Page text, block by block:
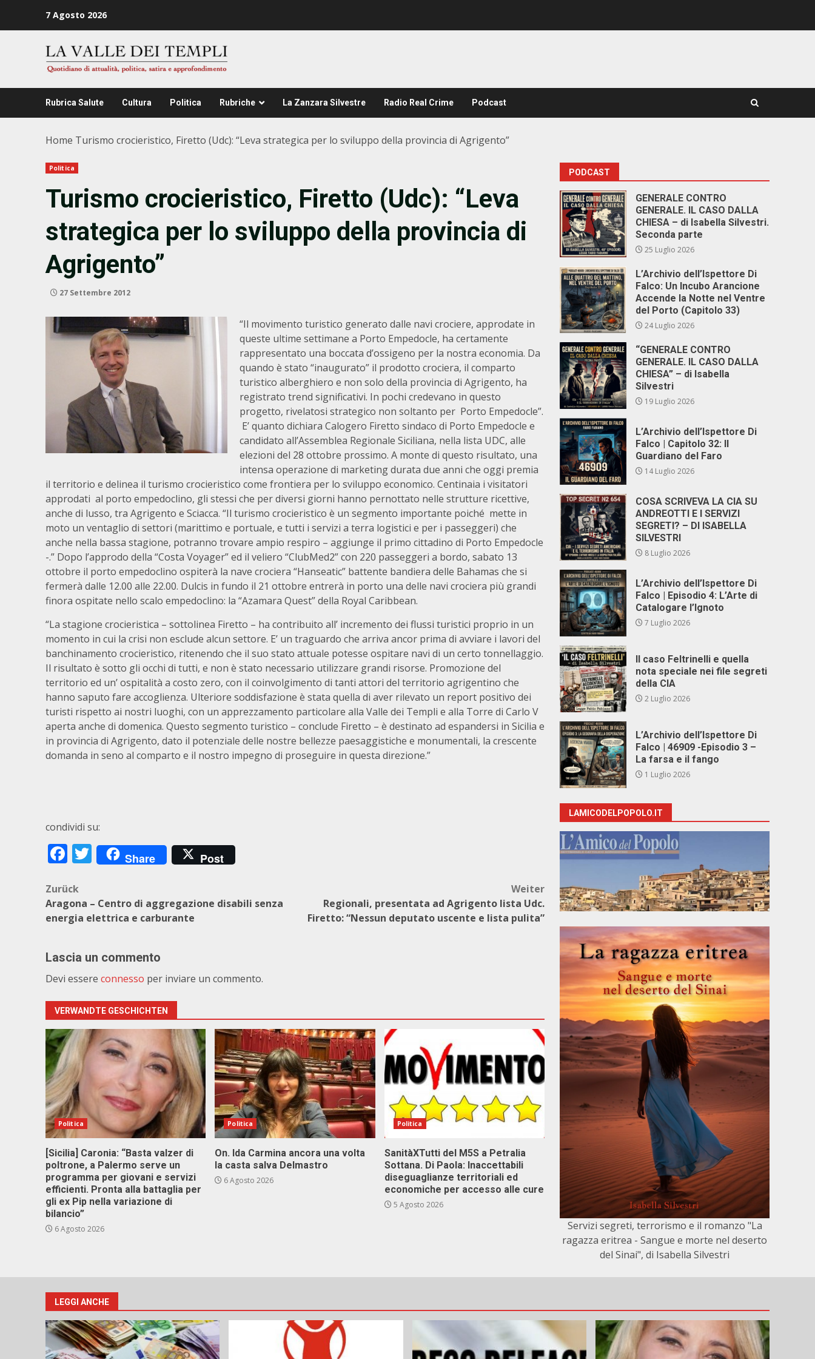
7 Agosto 2026
Rubrica Salute Cultura Politica Rubriche La Zanzara Silvestre Radio Real Crime Podcast
Home Turismo crocieristico, Firetto (Udc): “Leva strategica per lo sviluppo della provincia di Agrigento”
Politica
Turismo crocieristico, Firetto (Udc): “Leva
strategica per lo sviluppo della provincia di
Agrigento”
27 Settembre 2012
“Il movimento turistico generato dalle navi crociere, approdate in
queste ultime settimane a Porto Empedocle, ha certamente
rappresentato una boccata d’ossigeno per la nostra economia. Da
quando è stato “inaugurato” il prodotto crociera, il comparto
turistico alberghiero e non solo della provincia di Agrigento, ha
registrato trend significativi. In pochi credevano in questo
progetto, rivelatosi strategico non soltanto per Porto Empedocle”.
E’ quanto dichiara Calogero Firetto sindaco di Porto Empedocle e
candidato all’Assemblea Regionale Siciliana, nella lista UDC, alle
elezioni del 28 ottobre prossimo. A monte di questo risultato, una
intensa operazione di marketing durata due anni che oggi premia
il territorio e delinea il turismo crocieristico come frontiera per lo sviluppo economico. Centinaia i visitatori
approdati al porto empedoclino, gli stessi che per diversi giorni hanno pernottato nelle strutture ricettive,
anche di lusso, tra Agrigento e Sciacca. “Il turismo crocieristico è un segmento importante poiché mette in
moto un ventaglio di settori (marittimo e portuale, e tutti i servizi a terra logistici e per i passeggeri) che
anche nella bassa stagione, potranno trovare ampio respiro – aggiunge il primo cittadino di Porto Empedocle
-.” Dopo l’approdo della “Costa Voyager” ed il veliero “ClubMed2” con 220 passeggeri a bordo, sabato 13
ottobre il porto empedoclino ospiterà la nave crociera “Hanseatic” battente bandiera delle Bahamas che si
fermerà dalle 12.00 alle 22.00. Dulcis in fundo il 21 ottobre entrerà in porto una delle navi crociera più grandi
finora ospitate nello scalo empedoclino: la “Azamara Quest” della Royal Caribbean.
“La stagione crocieristica – sottolinea Firetto – ha contribuito all’ incremento dei flussi turistici proprio in un
momento in cui la crisi non esclude alcun settore. E’ un traguardo che arriva ancor prima di avviare i lavori del
banchinamento crocieristico, ritenendo che il suo stato attuale potesse ospitare navi di un certo tonnellaggio.
Il risultato è sotto gli occhi di tutti, e non è stato necessario utilizzare grandi risorse. Promozione del
territorio ed un’ ospitalità a costo zero, con il coinvolgimento di tanti attori del territorio agrigentino che
hanno saputo fare accoglienza. Ulteriore soddisfazione è stata quella di aver rilevato un report positivo dei
turisti rispetto ai nostri luoghi, con un apprezzamento particolare alla Valle dei Templi e alla Torre di Carlo V
aperta anche di domenica. Questo segmento turistico – conclude Firetto – è destinato ad espandersi in Sicilia e
in provincia di Agrigento, dato il potenziale delle nostre bellezze paesaggistiche e monumentali, la crescente
domanda in seno al comparto e il nostro impegno di proseguire in questa direzione.”
condividi su:
Facebook
Twitter
Share Post
Beitragsnavigation
Zurück
Aragona – Centro di aggregazione disabili senza
energia elettrica e carburante
Weiter
Regionali, presentata ad Agrigento lista Udc.
Firetto: “Nessun deputato uscente e lista pulita”
Lascia un commento
Devi essere connesso per inviare un commento.
VERWANDTE GESCHICHTEN
Politica
[Sicilia] Caronia: “Basta valzer di
poltrone, a Palermo serve un
programma per giovani e servizi
efficienti. Pronta alla battaglia per
gli ex Pip nella variazione di
bilancio”
6 Agosto 2026
Politica
On. Ida Carmina ancora una volta
la casta salva Delmastro
6 Agosto 2026
Politica
SanitàXTutti del M5S a Petralia
Sottana. Di Paola: Inaccettabili
diseguaglianze territoriali ed
economiche per accesso alle cure
5 Agosto 2026
PODCAST
GENERALE CONTRO
GENERALE. IL CASO DALLA
CHIESA – di Isabella Silvestri.
Seconda parte
25 Luglio 2026
L’Archivio dell’Ispettore Di
Falco: Un Incubo Arancione
Accende la Notte nel Ventre
del Porto (Capitolo 33)
24 Luglio 2026
“GENERALE CONTRO
GENERALE. IL CASO DALLA
CHIESA” – di Isabella
Silvestri
19 Luglio 2026
L’Archivio dell’Ispettore Di
Falco | Capitolo 32: Il
Guardiano del Faro
14 Luglio 2026
COSA SCRIVEVA LA CIA SU
ANDREOTTI E I SERVIZI
SEGRETI? – DI ISABELLA
SILVESTRI
8 Luglio 2026
L’Archivio dell’Ispettore Di
Falco | Episodio 4: L’Arte di
Catalogare l’Ignoto
7 Luglio 2026
Il caso Feltrinelli e quella
nota speciale nei file segreti
della CIA
2 Luglio 2026
L’Archivio dell’Ispettore Di
Falco | 46909 -Episodio 3 –
La farsa e il fango
1 Luglio 2026
LAMICODELPOPOLO.IT
Servizi segreti, terrorismo e il romanzo "La
ragazza eritrea - Sangue e morte nel deserto
del Sinai", di Isabella Silvestri
LEGGI ANCHE